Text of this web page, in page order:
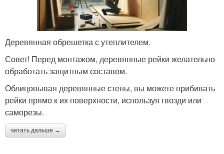
Деревянная обрешетка с утеплителем.
Совет! Перед монтажом, деревянные рейки желательно
обработать защитным составом.
Облицовывая деревянные стены, вы можете прибивать
рейки прямо к их поверхности, используя гвозди или
саморезы.
читать дальше →